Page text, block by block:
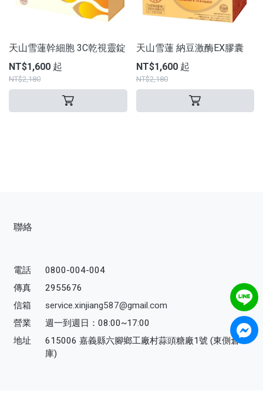
天山雪蓮幹細胞 3C乾視靈錠
NT$1,600 起
NT$2,180
天山雪蓮 納豆激酶EX膠囊
NT$1,600 起
NT$2,180
聯絡
電話
0800-004-004
傳真
2955676
信箱
service.xinjiang587@gmail.com
營業
週一到週日：08:00~17:00
地址
615006 嘉義縣六腳鄉工廠村蒜頭糖廠1號 (東側倉
庫)